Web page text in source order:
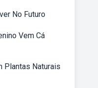
No Futuro
Vem Cá
Plantas Naturais